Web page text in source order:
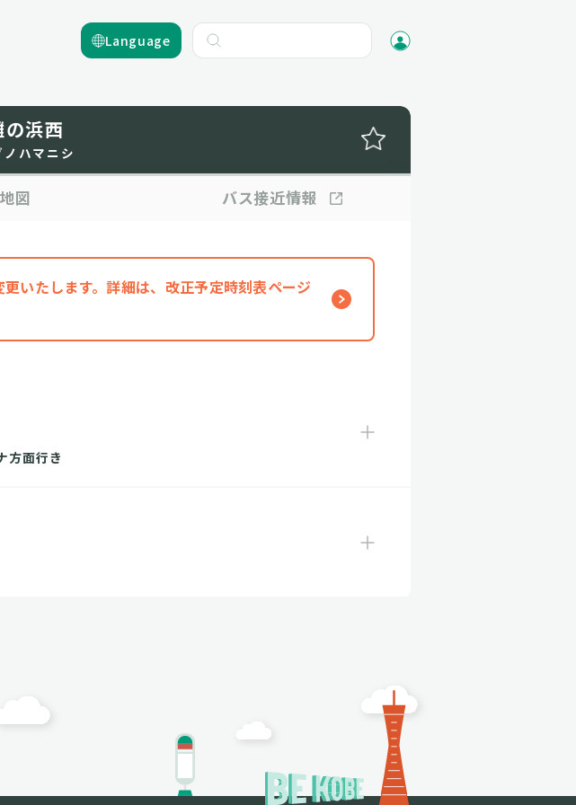
Language
の浜西
ノハマニシ
地図 バス接近情報
いたします。詳細は、改正予定時刻表ページ
方面行き